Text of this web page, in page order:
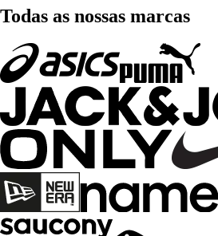
Todas as nossas marcas